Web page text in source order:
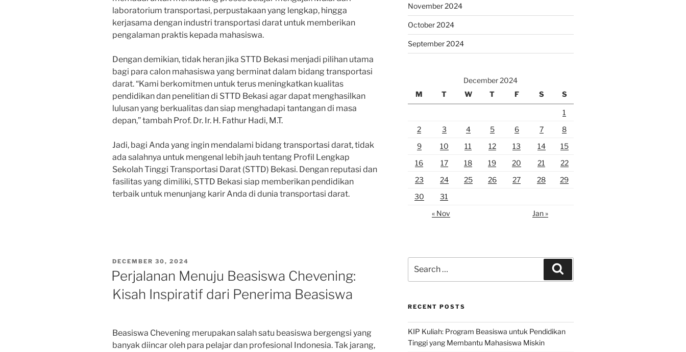
laboratorium transportasi, perpustakaan yang lengkap, hingga
kerjasama dengan industri transportasi darat untuk memberikan
pengalaman praktis kepada mahasiswa.
Dengan demikian, tidak heran jika STTD Bekasi menjadi pilihan utama
bagi para calon mahasiswa yang berminat dalam bidang transportasi
darat. “Kami berkomitmen untuk terus meningkatkan kualitas
pendidikan dan penelitian di STTD Bekasi agar dapat menghasilkan
lulusan yang berkualitas dan siap menghadapi tantangan di masa
depan,” tambah Prof. Dr. Ir. H. Fathur Hadi, M.T.
Jadi, bagi Anda yang ingin mendalami bidang transportasi darat, tidak
ada salahnya untuk mengenal lebih jauh tentang Profil Lengkap
Sekolah Tinggi Transportasi Darat (STTD) Bekasi. Dengan reputasi dan
fasilitas yang dimiliki, STTD Bekasi siap memberikan pendidikan
terbaik untuk menunjang karir Anda di dunia transportasi darat.
POSTED
DECEMBER 30, 2024
Perjalanan Menuju Beasiswa Chevening:
Kisah Inspiratif dari Penerima Beasiswa
Beasiswa Chevening merupakan salah satu beasiswa bergengsi yang
banyak diincar oleh para pelajar dan profesional Indonesia. Tak jarang,
November 2024
October 2024
September 2024
December 2024
M
T W T F S S
1
2
3 4 5 6 7
8
9
10 11 12 13 14
15
16
17 18 19 20 21
22
23
24 25 26 27 28
29
30
31
« Nov
Jan »
for:
RECENT POSTS
KIP Kuliah: Program Beasiswa untuk Pendidikan
Tinggi yang Membantu Mahasiswa Miskin